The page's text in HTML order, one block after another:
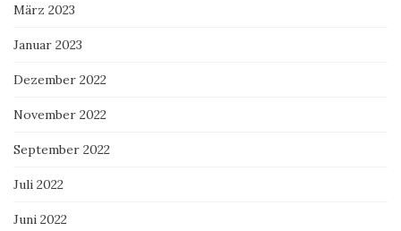
März 2023
Januar 2023
Dezember 2022
November 2022
September 2022
Juli 2022
Juni 2022